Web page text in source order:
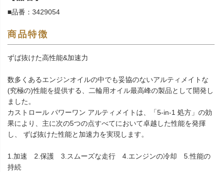
■品番：3429054
商品特徴
ずば抜けた高性能&加速力
数多くあるエンジンオイルの中でも妥協のないアルティメイトな
(究極の)性能を提供する、二輪用オイル最高峰の製品として開発し
ました。
カストロール パワーワン アルティメイトは、「5-in-1 処方」の効
果により、主に次の5つの点すべてにおいて卓越した性能を発揮
し、 ずば抜けた性能と加速力を実現します。
1.加速 2.保護 3.スムーズな走行 4.エンジンの冷却 5.性能の
持続